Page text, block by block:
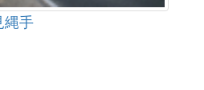
縄手